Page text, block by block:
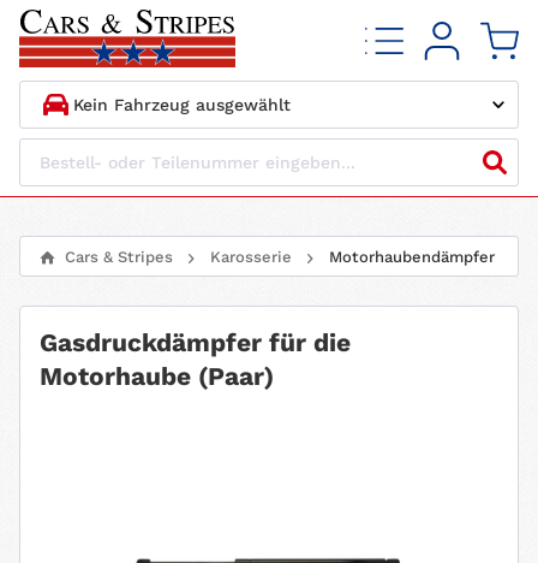
1. HERSTELLER
4. MOTORTYP
Cars & Stripes Karosserie Motorhaubendämpfer
Gasdruckdämpfer für die
Motorhaube (Paar)